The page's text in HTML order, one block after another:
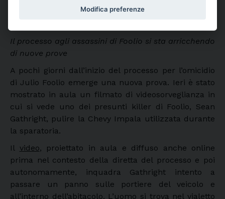
Il processo agli assassini di Foolio si sta arricchendo
di nuove prove
A pochi giorni dall’inizio del processo per l’omicidio
di Julio Foolio emerge una nuova prova. Ieri è stato
mostrato in aula un filmato di videosorveglianza in
cui si vede uno dei presunti killer di Foolio, Sean
Gathright, pulire la Chevy Impala utilizzata durante
la sparatoria.
Il video, proiettato in aula e diffuso anche online
prima nel contesto della diretta del processo e poi
autonomamente, inquadra Gathright intento a
passare un panno sulle portiere del veicolo e
all’interno dell’abitacolo. L’uomo si trova nel vialetto
Modifica preferenze